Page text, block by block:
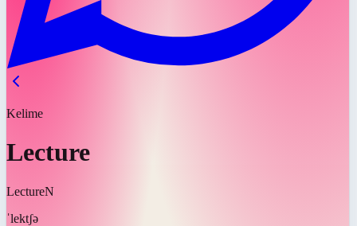
Kelime
Lecture
LectureN
ˈlektʃə